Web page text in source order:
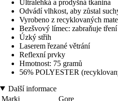
Ultralehká a prodyšná tkanina
Odvádí vlhkost, aby zůstal
Vyrobeno z recyklovaných
Bezšvový límec: zabraňuje
Úzký střih
Laserem řezané větrání
Reflexní prvky
Hmotnost: 75 gramů
56% POLYESTER
Další informace
Marki
Gore